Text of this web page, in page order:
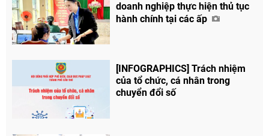
doanh nghiệp thực hiện thủ tục
hành chính tại các ấp
[INFOGRAPHICS] Trách nhiệm
của tổ chức, cá nhân trong
chuyển đổi số